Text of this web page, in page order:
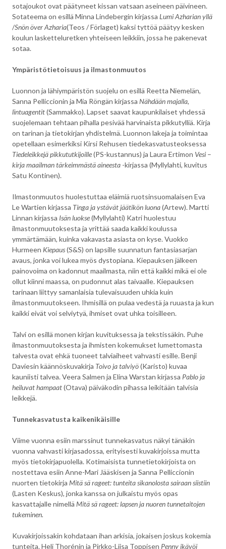
sotajoukot ovat päätyneet kissan vatsaan aseineen päivineen.
Sotateema on esillä Minna Lindebergin kirjassa Lumi Azharian yllä
/Snön över Azharia(Teos / Förlaget) kaksi tyttöä päätyy kesken
koulun lasketteluretken yhteiseen leikkiin, jossa he pakenevat
sotaa.
Ympäristötietoisuus ja ilmastonmuutos
Luonnon ja lähiympäristön suojelu on esillä Reetta Niemelän,
Sanna Pelliccionin ja Mia Röngän kirjassa Nähdään majalla,
lintuagentit(Sammakko). Lapset saavat kaupunkilaiset yhdessä
suojelemaan tehtaan pihalla pesivää harvinaista pikkutylliä. Kirja
on tarinan ja tietokirjan yhdistelmä. Luonnon lakeja ja toimintaa
opetellaan esimerkiksi Kirsi Rehusen tiedekasvatusteoksessa
Tiedeleikkejä pikkututkijoille(PS-kustannus) ja Laura Ertimon Vesi –
kirja maailman tärkeimmästä aineesta -kirjassa (Myllylahti, kuvitus
Satu Kontinen).
Ilmastonmuutos huolestuttaa eläimiä ruotsinsuomalaisen Eva
Le Wartien kirjassa Tinga ja ystävät jäätikön luona(Artew). Martti
Linnan kirjassa Isän luokse(Myllylahti) Katri huolestuu
ilmastonmuutoksesta ja yrittää saada kaikki koulussa
ymmärtämään, kuinka vakavasta asiasta on kyse. Vuokko
Hurmeen Kiepaus(S&S) on lapsille suunnatun fantasiasarjan
avaus, jonka voi lukea myös dystopiana. Kiepauksen jälkeen
painovoima on kadonnut maailmasta, niin että kaikki mikä ei ole
ollut kiinni maassa, on pudonnut alas taivaalle. Kiepauksen
tarinaan liittyy samanlaisia tulevaisuuden uhkia kuin
ilmastonmuutokseen. Ihmisillä on pulaa vedestä ja ruuasta ja kun
kaikki eivät voi selviytyä, ihmiset ovat uhka toisilleen.
Talvi on esillä monen kirjan kuvituksessa ja tekstissäkin. Puhe
ilmastonmuutoksesta ja ihmisten kokemukset lumettomasta
talvesta ovat ehkä tuoneet talviaiheet vahvasti esille. Benji
Daviesin käännöskuvakirja Toivo ja talviyö(Karisto) kuvaa
kauniisti talvea. Veera Salmen ja Elina Warstan kirjassa Pablo ja
heiluvat hampaat(Otava) päiväkodin pihassa leikitään talvisia
leikkejä.
Tunnekasvatusta kaikenikäisille
Viime vuonna esiin marssinut tunnekasvatus näkyi tänäkin
vuonna vahvasti kirjasadossa, erityisesti kuvakirjoissa mutta
myös tietokirjapuolella. Kotimaisista tunnetietokirjoista on
nostettava esiin Anne-Mari Jääskisen ja Sanna Pelliccionin
nuorten tietokirja Mitä sä rageet: tunteita sikanolosta sairaan siistiin
(Lasten Keskus), jonka kanssa on julkaistu myös opas
kasvattajalle nimellä Mitä sä rageet: lapsen ja nuoren tunnetaitojen
tukeminen.
Kuvakirjoissakin kohdataan ihan arkisia, jokaisen joskus kokemia
tunteita. Heli Thorénin ja Pirkko-Liisa Toppisen Penny ikävöi